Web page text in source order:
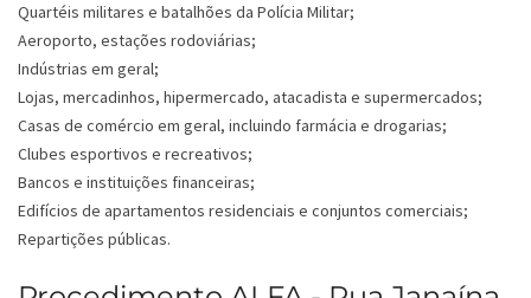
Quartéis militares e batalhões da Polícia Militar;
Aeroporto, estações rodoviárias;
Indústrias em geral;
Lojas, mercadinhos, hipermercado, atacadista e supermercados;
Casas de comércio em geral, incluindo farmácia e drogarias;
Clubes esportivos e recreativos;
Bancos e instituições financeiras;
Edifícios de apartamentos residenciais e conjuntos comerciais;
Repartições públicas.